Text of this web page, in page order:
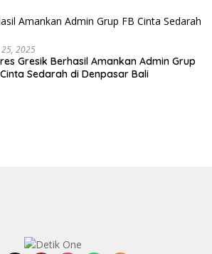
2025
Gresik Berhasil Amankan Admin Grup
Sedarah di Denpasar Bali